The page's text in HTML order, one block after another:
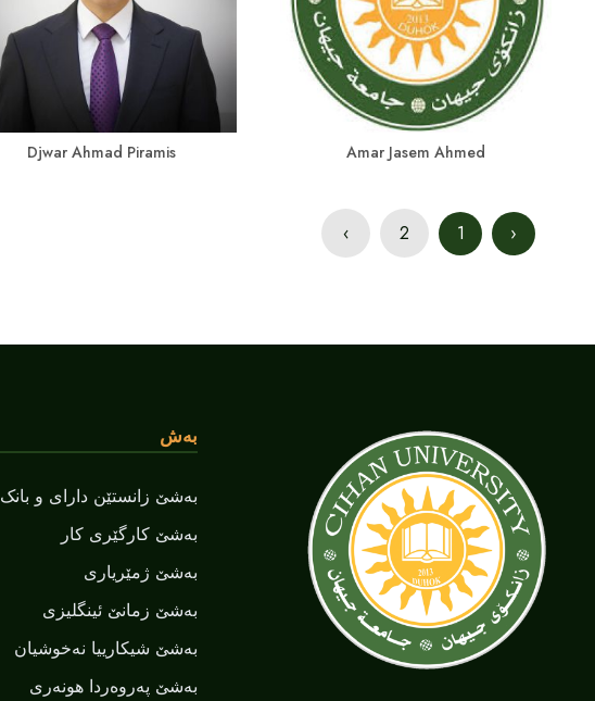
Amar Jasem Ahmed
Djwar Ahmad Piramis
‹
1
2
›
بەش
بەشێ زانستێن دارای و بانک
بەشێ کارگێری کار
بەشێ ژمێریاری
بەشێ زمانێ ‌‌ئینگلیزی
بەشێ شیکارییا نەخوشیان
بەشێ پەروەردا هونەری